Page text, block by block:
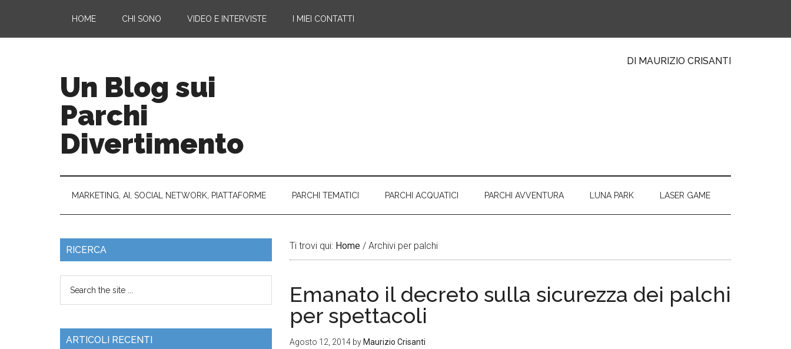
HOME CHI SONO VIDEO E INTERVISTE I MIEI CONTATTI
Un Blog sui
Parchi
Divertimento
DI MAURIZIO CRISANTI
MARKETING, AI, SOCIAL NETWORK, PIATTAFORME PARCHI TEMATICI PARCHI ACQUATICI PARCHI AVVENTURA LUNA PARK LASER GAME
Ti trovi qui: Home / Archivi per palchi
Emanato il decreto sulla sicurezza dei palchi
per spettacoli
Agosto 12, 2014 by Maurizio Crisanti
RICERCA
ARTICOLI RECENTI